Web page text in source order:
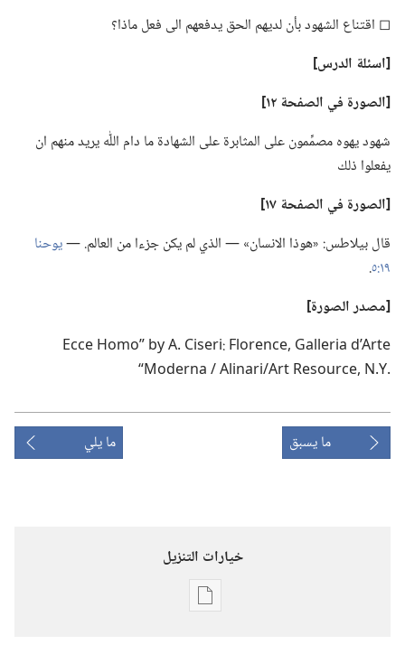
◻ اقتناع الشهود بأن لديهم الحق يدفعهم الى فعل ماذا؟‏
‏[اسئلة الدرس]‏
‏[الصورة في الصفحة ١٢]‏
شهود يهوه مصمِّمون على المثابرة على الشهادة ما دام اللّٰه يريد منهم ان
يفعلوا ذلك
‏[الصورة في الصفحة ١٧]‏
قال بيلاطس:‏ «هوذا الانسان» —‏ الذي لم يكن جزءا من العالم.‏ —‏يوحنا
١٩:‏٥ ‏.‏
‏[مصدر الصورة]‏
Ecce Homo” by A.‎ Ciseri: Florence,‎ Galleria d’Arte
Moderna / Alinari/Art Resource,‎ N.‎Y.‎“‏
ما يسبق ما يلي
خيارات التنزيل
خيارات